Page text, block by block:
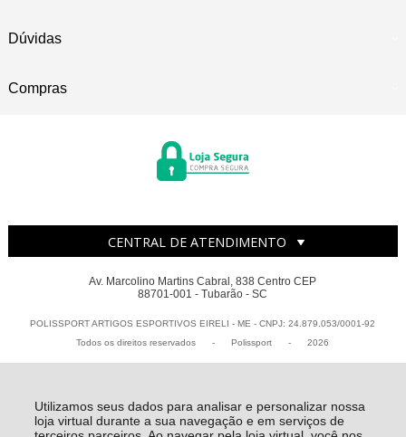
Utilizamos seus dados para analisar e personalizar nossa
loja virtual durante a sua navegação e em serviços de
Dúvidas
Compras
CENTRAL DE ATENDIMENTO
Av. Marcolino Martins Cabral, 838 Centro CEP
88701-001 - Tubarão - SC
POLISSPORT ARTIGOS ESPORTIVOS EIRELI - ME - CNPJ: 24.879.053/0001-92
Todos os direitos reservados
- Polissport - 2026